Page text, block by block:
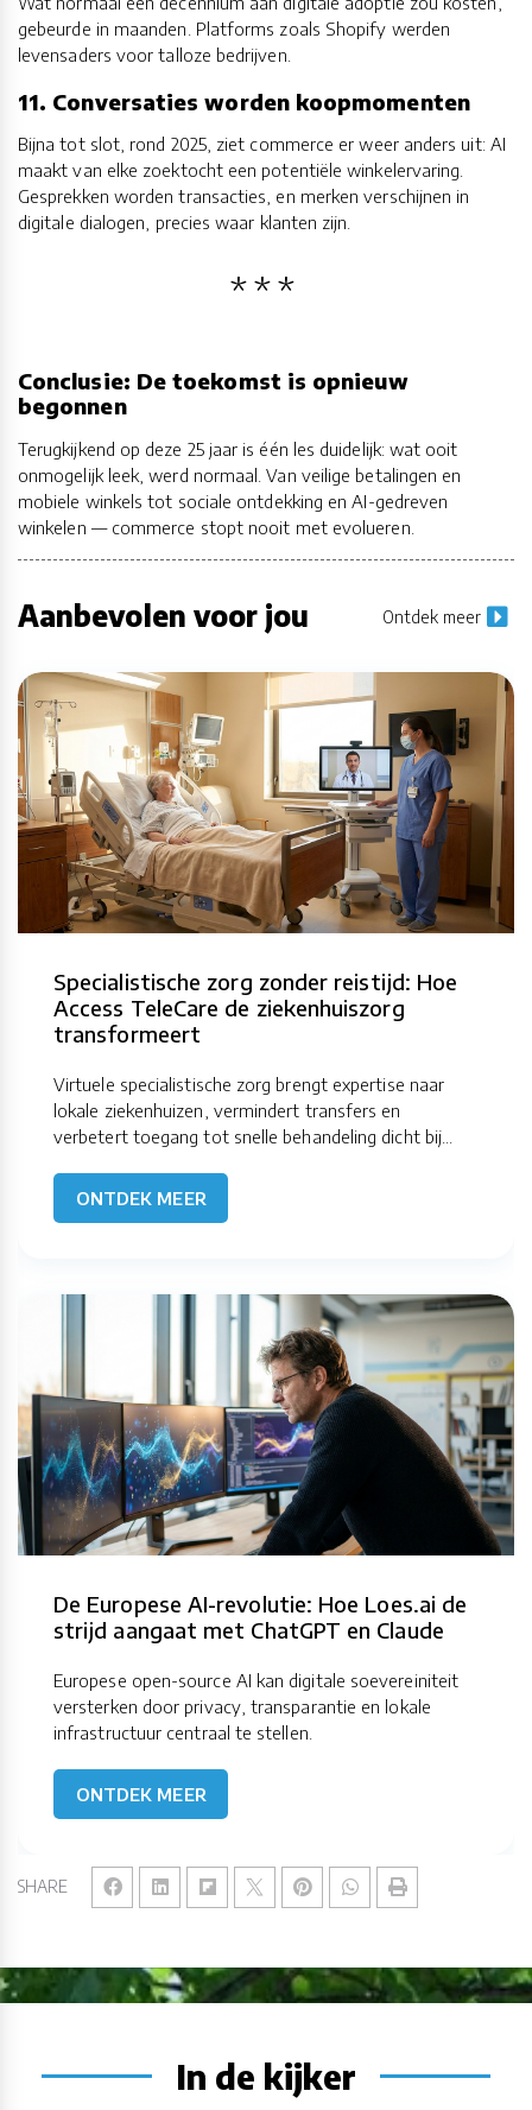
SHARE
gebeurde in maanden. Platforms zoals Shopify werden
levensaders voor talloze bedrijven.
11. Conversaties worden koopmomenten
Bijna tot slot, rond 2025, ziet commerce er weer anders uit: AI
maakt van elke zoektocht een potentiële winkelervaring.
Gesprekken worden transacties, en merken verschijnen in
digitale dialogen, precies waar klanten zijn.
Conclusie: De toekomst is opnieuw
begonnen
Terugkijkend op deze 25 jaar is één les duidelijk: wat ooit
onmogelijk leek, werd normaal. Van veilige betalingen en
mobiele winkels tot sociale ontdekking en AI-gedreven
winkelen — commerce stopt nooit met evolueren.
Aanbevolen voor jou Ontdek meer
Specialistische zorg zonder reistijd: Hoe
Access TeleCare de ziekenhuiszorg
transformeert
Virtuele specialistische zorg brengt expertise naar
lokale ziekenhuizen, vermindert transfers en
verbetert toegang tot snelle behandeling dicht bij...
ONTDEK MEER
De Europese AI-revolutie: Hoe Loes.ai de
strijd aangaat met ChatGPT en Claude
Europese open-source AI kan digitale soevereiniteit
versterken door privacy, transparantie en lokale
infrastructuur centraal te stellen.
ONTDEK MEER
In de kijker